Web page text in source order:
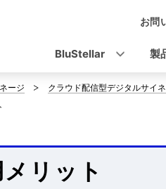
ゲ
ョ
ン
お問
BluStellar 製
ージ クラウド配信型デジタルサイ
リット